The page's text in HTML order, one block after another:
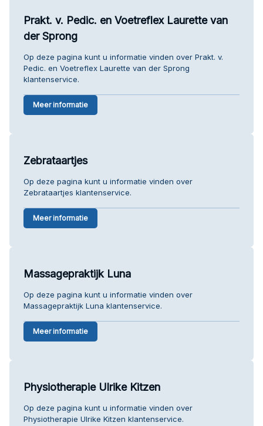
Prakt. v. Pedic. en Voetreflex Laurette van
der Sprong
Op deze pagina kunt u informatie vinden over Prakt. v.
Pedic. en Voetreflex Laurette van der Sprong
klantenservice.
Meer informatie
Zebrataartjes
Op deze pagina kunt u informatie vinden over
Zebrataartjes klantenservice.
Meer informatie
Massagepraktijk Luna
Op deze pagina kunt u informatie vinden over
Massagepraktijk Luna klantenservice.
Meer informatie
Physiotherapie Ulrike Kitzen
Op deze pagina kunt u informatie vinden over
Physiotherapie Ulrike Kitzen klantenservice.